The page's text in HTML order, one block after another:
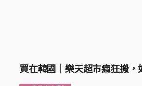
買在韓國｜樂天超市瘋狂搬